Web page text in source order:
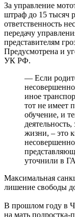
За управление
штраф до 15 тысяч
ответственность
передачу
представителям
Предусмотрена и
УК РФ.
— Если
иное
тот не имеет
обучение, и
жизни, – это
уточнили в
Максимальная
лишение свободы
В прошлом году в
на мать подростка-